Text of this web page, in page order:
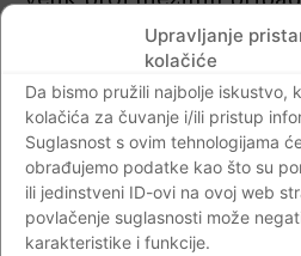
Upravljanje
kolačiće
Da bismo pružili najbolje iskustvo,
kolačića za čuvanje i/ili pristup
Suglasnost s ovim tehnologijama
obrađujemo podatke kao što su
ili jedinstveni ID-ovi na ovoj web
povlačenje suglasnosti može
karakteristike i funkcije.
Izviđački vod Legende
brigade uz pjesmu